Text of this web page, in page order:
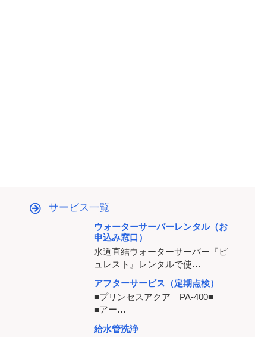
サービス一覧
ウォーターサーバーレンタル（お
申込み窓口）
水道直結ウォーターサーバー『ピ
ュレスト』レンタルで使…
アフターサービス（定期点検）
■プリンセスアクア PA-400■
■アー…
給水管洗浄